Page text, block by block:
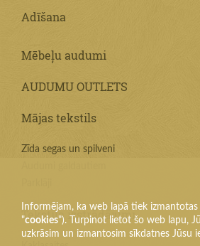
Informējam, ka web lapā tiek
"cookies"). Turpinot lietot šo web lapu,
uzkrāsim un izmantosim sīkdatnes Jūsu
Adīšana
Mēbeļu audumi
AUDUMU OUTLETS
Mājas tekstils
Zīda segas un spilveni
Tekstila izstrādājumi